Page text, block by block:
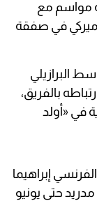
مواسم مع
في صفقة
البرازيلي
تمديد ارتباطه بالفريق،
في «أولد
إبراهيما
حتى يونيو